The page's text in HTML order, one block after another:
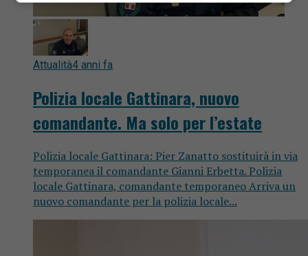
Attualità4 anni fa
Polizia locale Gattinara, nuovo
comandante. Ma solo per l’estate
Polizia locale Gattinara: Pier Zanatto sostituirà in via
temporanea il comandante Gianni Erbetta. Polizia
locale Gattinara, comandante temporaneo Arriva un
nuovo comandante per la polizia locale...